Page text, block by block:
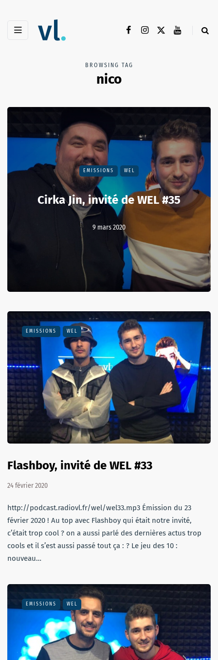
BROWSING TAG
nico
EMISSIONS WEL
Cirka Jin, invité de WEL #35
9 mars 2020
EMISSIONS WEL
Flashboy, invité de WEL #33
24 février 2020
http://podcast.radiovl.fr/wel/wel33.mp3 Émission du 23
février 2020 ! Au top avec Flashboy qui était notre invité,
c’était trop cool ? on a aussi parlé des dernières actus trop
cools et il s’est aussi passé tout ça : ? Le jeu des 10 :
nouveau…
EMISSIONS WEL